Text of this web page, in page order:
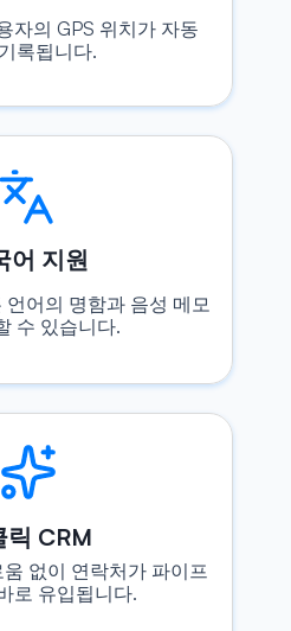
자의 GPS 위치가 자동
록됩니다.
어 지원
어의 명함과 음성 메모
수 있습니다.
릭 CRM
없이 연락처가 파이프
로 유입됩니다.